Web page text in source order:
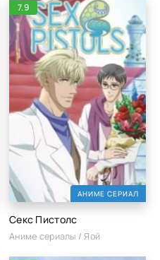
АНИМЕ СЕРИАЛ
7.9
Секс Пистолс
Аниме сериалы / Яой